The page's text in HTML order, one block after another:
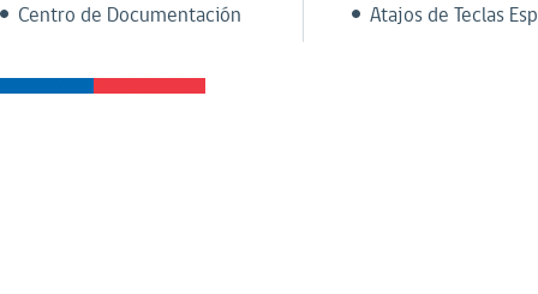
Centro de Documentación
Atajos de Teclas